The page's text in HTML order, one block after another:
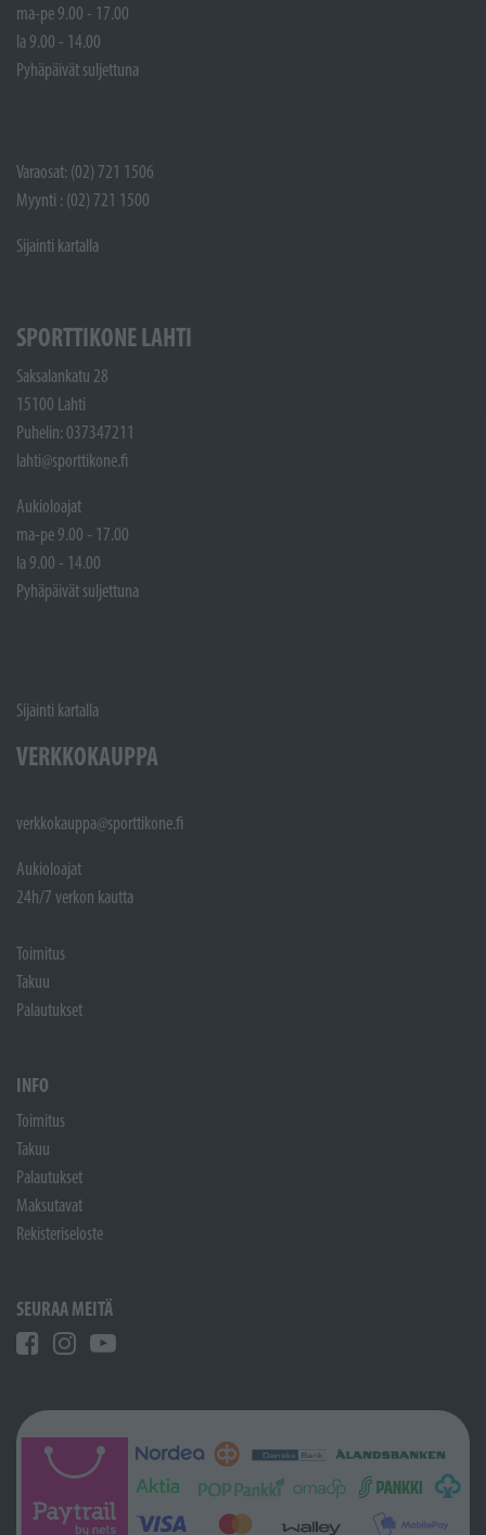
ma-pe 9.00 - 17.00
la 9.00 - 14.00
Pyhäpäivät suljettuna
Varaosat: (02) 721 1506
Myynti : (02) 721 1500
Sijainti kartalla
SPORTTIKONE LAHTI
Saksalankatu 28
15100 Lahti
Puhelin: 037347211
lahti@sporttikone.fi
Aukioloajat
ma-pe 9.00 - 17.00
la 9.00 - 14.00
Pyhäpäivät suljettuna
Sijainti kartalla
VERKKOKAUPPA
verkkokauppa@sporttikone.fi
Aukioloajat
24h/7 verkon kautta
Toimitus
Takuu
Palautukset
INFO
Toimitus
Takuu
Palautukset
Maksutavat
Rekisteriseloste
SEURAA MEITÄ